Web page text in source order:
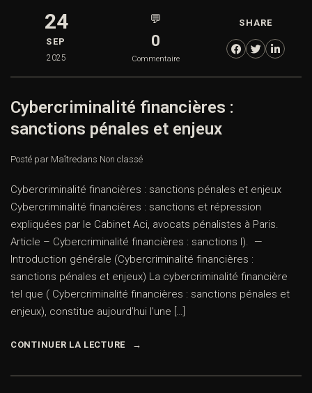
24
SEP
2025
💬
0
Commentaire
SHARE
Cybercriminalité financières :
sanctions pénales et enjeux
Posté par Maîtredans Non classé
Cybercriminalité financières : sanctions pénales et enjeux
Cybercriminalité financières : sanctions et répression
expliquées par le Cabinet Aci, avocats pénalistes à Paris.
Article – Cybercriminalité financières : sanctions I). —
Introduction générale (Cybercriminalité financières :
sanctions pénales et enjeux) La cybercriminalité financière
tel que ( Cybercriminalité financières : sanctions pénales et
enjeux), constitue aujourd’hui l’une […]
CONTINUER LA LECTURE